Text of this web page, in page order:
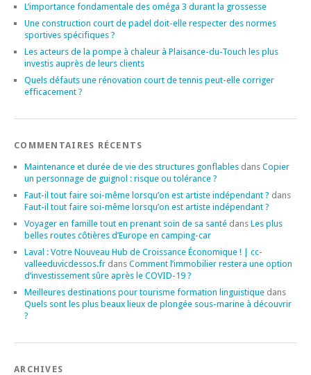
L’importance fondamentale des oméga 3 durant la grossesse
Une construction court de padel doit-elle respecter des normes
sportives spécifiques ?
Les acteurs de la pompe à chaleur à Plaisance-du-Touch les plus
investis auprès de leurs clients
Quels défauts une rénovation court de tennis peut-elle corriger
efficacement ?
COMMENTAIRES RÉCENTS
Maintenance et durée de vie des structures gonflables dans Copier
un personnage de guignol : risque ou tolérance ?
Faut-il tout faire soi-même lorsqu’on est artiste indépendant ? dans
Faut-il tout faire soi-même lorsqu’on est artiste indépendant ?
Voyager en famille tout en prenant soin de sa santé dans Les plus
belles routes côtières d’Europe en camping-car
Laval : Votre Nouveau Hub de Croissance Économique ! | cc-
valleeduvicdessos.fr dans Comment l’immobilier restera une option
d’investissement sûre après le COVID-19 ?
Meilleures destinations pour tourisme formation linguistique dans
Quels sont les plus beaux lieux de plongée sous-marine à découvrir
?
ARCHIVES